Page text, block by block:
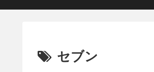
セブン